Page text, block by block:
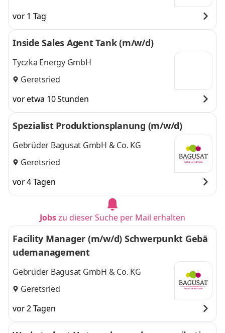
vor 1 Tag
Inside Sales Agent Tank (m/w/d)
Tyczka Energy GmbH
Geretsried
vor etwa 10 Stunden
Spezialist Produktionsplanung (m/w/d)
Gebrüder Bagusat GmbH & Co. KG
Geretsried
vor 4 Tagen
Jobszu dieser Suche per Mail erhalten
Facility Manager (m/w/d) Schwerpunkt Gebä
udemanagement
Gebrüder Bagusat GmbH & Co. KG
Geretsried
vor 2 Tagen